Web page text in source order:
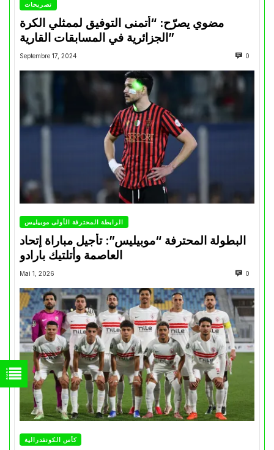
تصريحات
مضوي يصرّح: “أتمنى التوفيق لممثلي الكرة
الجزائرية في المسابقات القارية”
Septembre 17, 2024 0
الرابطة المحترفة الأولى موبيليس
البطولة المحترفة “موبيليس”: تأجيل مباراة إتحاد
العاصمة وأتلتيك بارادو
Mai 1, 2026 0
كأس الكونفدرالية